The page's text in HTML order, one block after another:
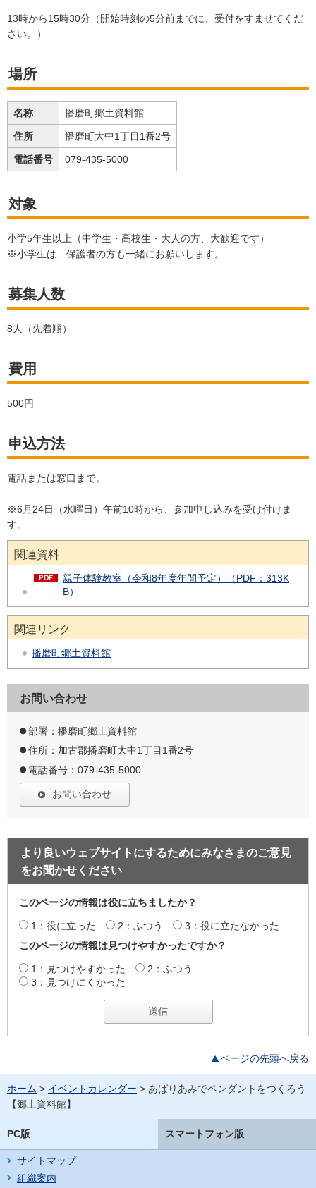
13時から15時30分（開始時刻の5分前までに、受付をすませてくだ
さい。）
場所
名称 播磨町郷土資料館
住所 播磨町大中1丁目1番2号
電話番号 079-435-5000
対象
小学5年生以上（中学生・高校生・大人の方、大歓迎です）
※小学生は、保護者の方も一緒にお願いします。
募集人数
8人（先着順）
費用
500円
申込方法
電話または窓口まで。
※6月24日（水曜日）午前10時から、参加申し込みを受け付けま
す。
関連資料
親子体験教室（令和8年度年間予定）（PDF：313K
B）
関連リンク
播磨町郷土資料館
お問い合わせ
部署：播磨町郷土資料館
住所：加古郡播磨町大中1丁目1番2号
電話番号：079-435-5000
お問い合わせ
より良いウェブサイトにするためにみなさまのご意見
をお聞かせください
このページの情報は役に立ちましたか？
1：役に立った 2：ふつう
3：役に立たなかった
このページの情報は見つけやすかったですか？
1：見つけやすかった
2：ふつう
3：見つけにくかった
ページの先頭へ戻る
ホーム > イベントカレンダー > あばりあみでペンダントをつくろう
【郷土資料館】
PC版 スマートフォン版
サイトマップ
組織案内